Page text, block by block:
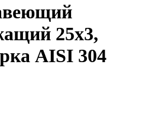
25х3,
AISI 304